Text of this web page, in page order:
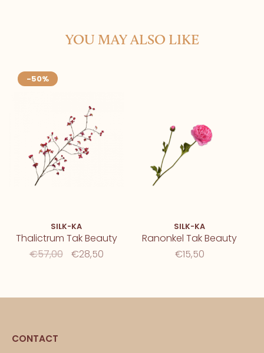
YOU MAY ALSO LIKE
-50%
SILK-KA
Thalictrum Tak Beauty
€57,00
€28,50
SILK-KA
Ranonkel Tak Beauty
€15,50
CONTACT